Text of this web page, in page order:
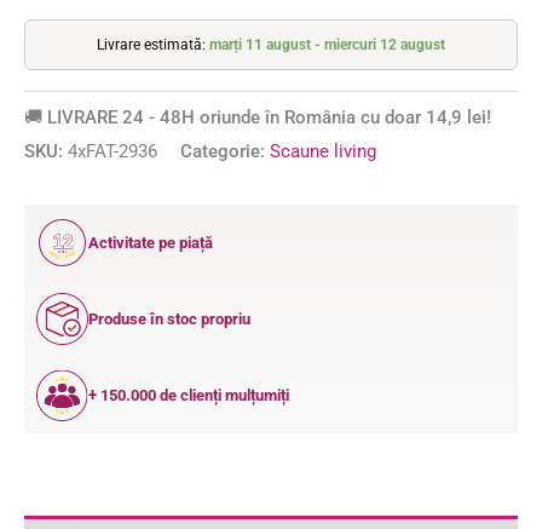
Livrare estimată: marți 11 august - miercuri 12 august
🚚 LIVRARE 24 - 48H oriunde în România cu doar 14,9 lei!
SKU: 4xFAT-2936 Categorie: Scaune living
12
ANI
Activitate pe piață
Produse în stoc propriu
+ 150.000 de clienți mulțumiți